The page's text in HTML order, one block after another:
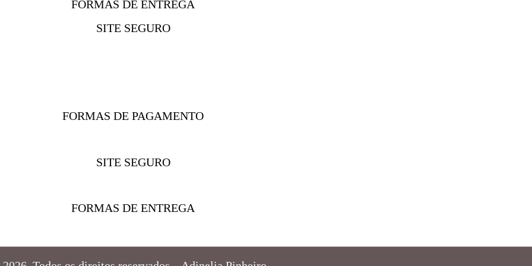
FORMAS DE ENTREGA
SITE SEGURO
FORMAS DE PAGAMENTO
SITE SEGURO
FORMAS DE ENTREGA